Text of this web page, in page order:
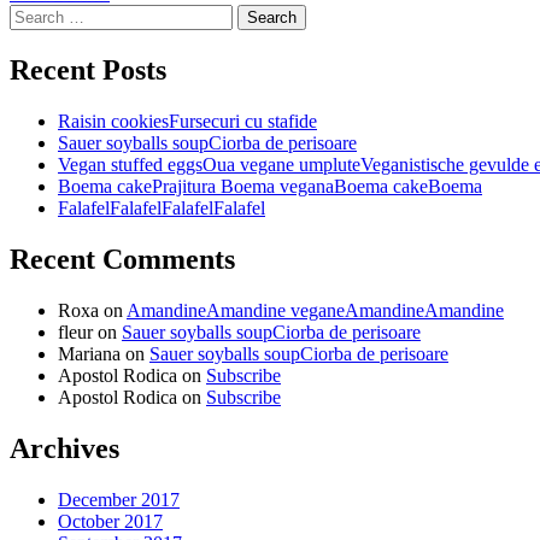
Search
for:
Recent Posts
Raisin cookiesFursecuri cu stafide
Sauer soyballs soupCiorba de perisoare
Vegan stuffed eggsOua vegane umpluteVeganistische gevulde
Boema cakePrajitura Boema veganaBoema cakeBoema
FalafelFalafelFalafelFalafel
Recent Comments
Roxa on AmandineAmandine veganeAmandineAmandine
fleuron Sauer soyballs soupCiorba de perisoare
Mariana on Sauer soyballs soupCiorba de perisoare
Apostol Rodica on Subscribe
Apostol Rodica on Subscribe
Archives
December 2017
October 2017